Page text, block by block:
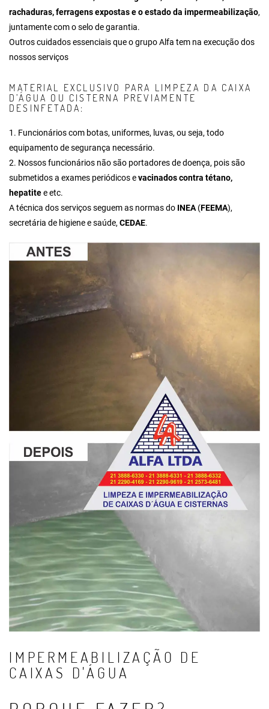
rachaduras, ferragens expostas e o estado da impermeabilização,
juntamente com o selo de garantia.
Outros cuidados essenciais que o grupo Alfa tem na execução dos
nossos serviços
MATERIAL EXCLUSIVO PARA LIMPEZA DA CAIXA
D’ÁGUA OU CISTERNA PREVIAMENTE
DESINFETADA:
1. Funcionários com botas, uniformes, luvas, ou seja, todo
equipamento de segurança necessário.
2. Nossos funcionários não são portadores de doença, pois são
submetidos a exames periódicos evacinados contra tétano,
hepatitee etc.
A técnica dos serviços seguem as normas do INEA (FEEMA),
secretária de higiene e saúde, CEDAE.
IMPERMEABILIZAÇÃO DE
CAIXAS D'ÁGUA